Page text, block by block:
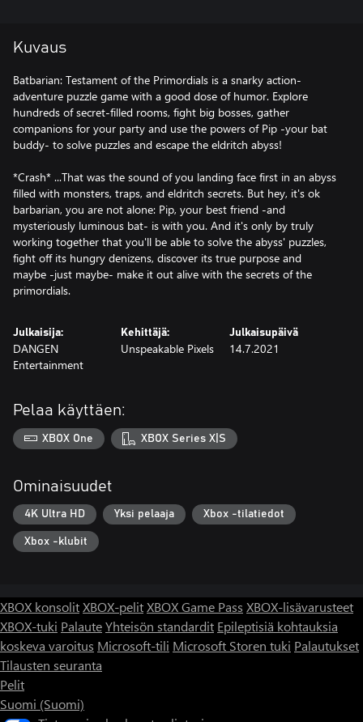
Kuvaus
Batbarian: Testament of the Primordials is a snarky action-
adventure puzzle game with a good dose of humor. Explore
hundreds of secret-filled rooms, fight big bosses, gather
companions for your party and use the powers of Pip -your bat
buddy- to solve puzzles and escape the eldritch abyss!
*Crash* ...That was the sound of you landing face first in an abyss
filled with monsters, traps, and eldritch secrets. But hey, it's ok
barbarian, you are not alone: Pip, your best friend -and
mysteriously luminous bat- is with you. And it's only by truly
working together that you'll be able to solve the abyss' puzzles,
fight off its hungry denizens, discover its true purpose and
maybe -just maybe- make it out alive with the secrets of the
primordials.
Julkaisija:
DANGEN
Entertainment
Kehittäjä:
Unspeakable Pixels
Julkaisupäivä
14.7.2021
Pelaa käyttäen:
XBOX One XBOX Series X|S
Ominaisuudet
4K Ultra HD Yksi pelaaja Xbox -tilatiedot
Xbox -klubit
XBOX konsolitXBOX-pelitXBOX Game Pass XBOX-lisävarusteet
XBOX-tuki PalauteYhteisön standardit Epileptisiä kohtauksia
koskeva varoitus Microsoft-tili Microsoft Storen tuki Palautukset
Tilausten seuranta
Pelit
Suomi (Suomi)